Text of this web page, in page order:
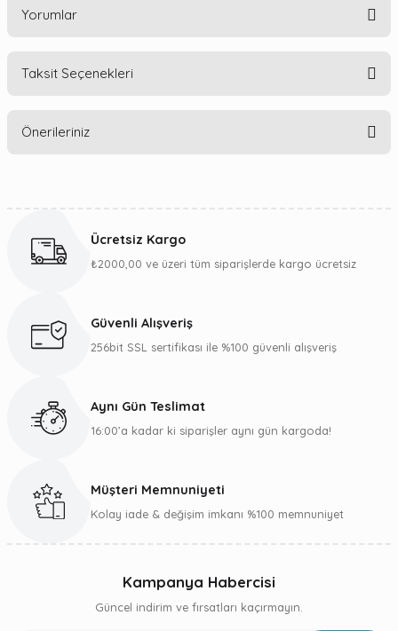
Yorumlar
Taksit Seçenekleri
Önerileriniz
Görüş ve önerileriniz için teşekkür ederiz.
Ürün bilgilerinde hatalar bulunuyor.
Gönder
Ücretsiz Kargo
₺2000,00 ve üzeri tüm siparişlerde kargo ücretsiz
Güvenli Alışveriş
256bit SSL sertifikası ile %100 güvenli alışveriş
Aynı Gün Teslimat
16:00’a kadar ki siparişler aynı gün kargoda!
Müşteri Memnuniyeti
Kolay iade & değişim imkanı %100 memnuniyet
Kampanya Habercisi
Güncel indirim ve fırsatları kaçırmayın.